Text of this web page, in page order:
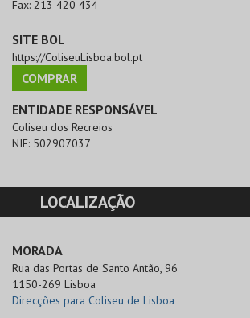
Fax: 213 420 434
SITE BOL
https://ColiseuLisboa.bol.pt
COMPRAR
ENTIDADE RESPONSÁVEL
Coliseu dos Recreios
NIF: 502907037
LOCALIZAÇÃO
MORADA
Rua das Portas de Santo Antão, 96
1150-269 Lisboa
Direcções para Coliseu de Lisboa